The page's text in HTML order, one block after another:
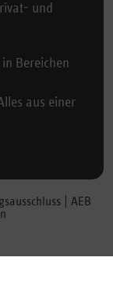
und
Bereichen
aus einer
AEB